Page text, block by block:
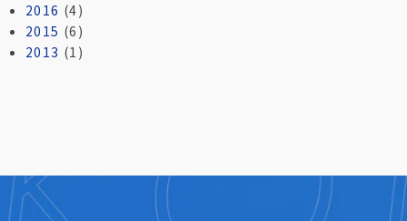
2016 (4)
2015 (6)
2013 (1)